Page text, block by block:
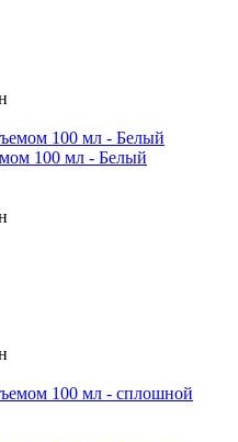
100 мл - Белый